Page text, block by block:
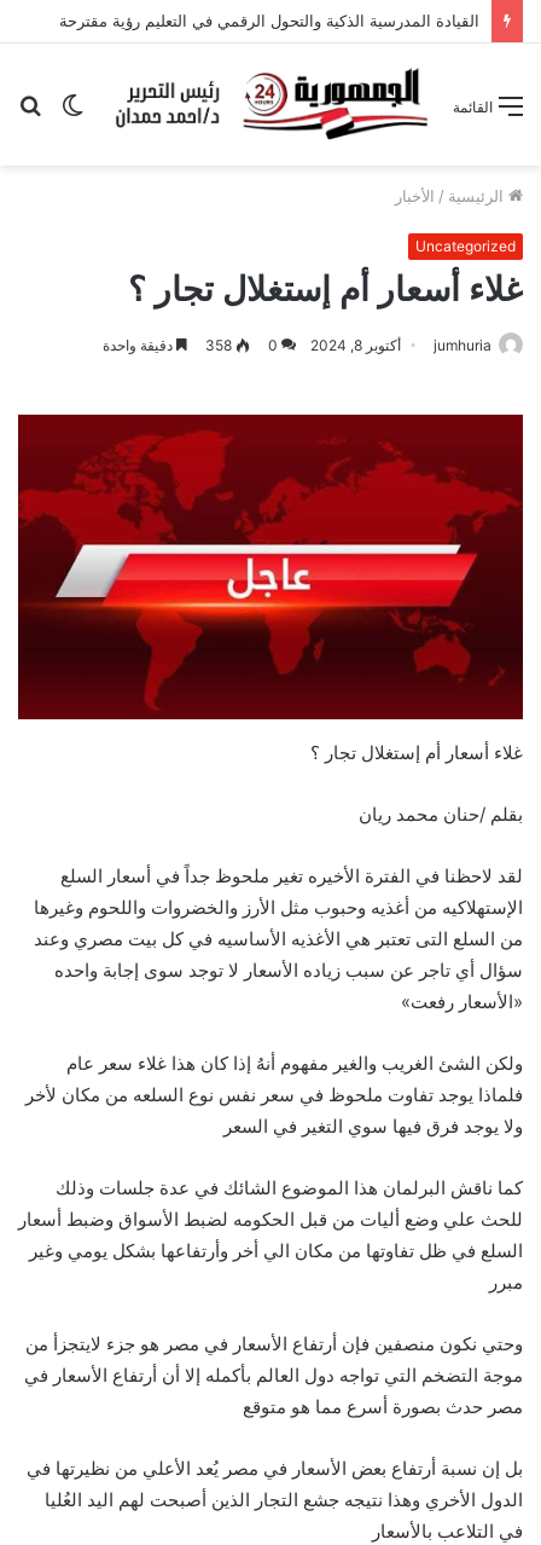
القيادة المدرسية الذكية والتحول الرقمي في التعليم رؤية مقترحة
الوضع
القائمة
الرئيسية / الأخبار
Uncategorized
غلاء أسعار أم إستغلال تجار ؟
jumhuria أكتوبر 8, 2024 0
358 دقيقة واحدة
غلاء أسعار أم إستغلال تجار ؟
بقلم /حنان محمد ريان
لقد لاحظنا في الفترة الأخيره تغير ملحوظ جداً في أسعار السلع
الإستهلاكيه من أغذيه وحبوب مثل الأرز والخضروات واللحوم وغيرها
من السلع التى تعتبر هي الأغذيه الأساسيه في كل بيت مصري وعند
سؤال أي تاجر عن سبب زياده الأسعار لا توجد سوى إجابة واحده
«الأسعار رفعت»
ولكن الشئ الغريب والغير مفهوم أنهُ إذا كان هذا غلاء سعر عام
فلماذا يوجد تفاوت ملحوظ في سعر نفس نوع السلعه من مكان لأخر
ولا يوجد فرق فيها سوي التغير في السعر
كما ناقش البرلمان هذا الموضوع الشائك في عدة جلسات وذلك
للحث علي وضع أليات من قبل الحكومه لضبط الأسواق وضبط أسعار
السلع في ظل تفاوتها من مكان الي أخر وأرتفاعها بشكل يومي وغير
مبرر
وحتي نكون منصفين فإن أرتفاع الأسعار في مصر هو جزء لايتجزأ من
موجة التضخم التي تواجه دول العالم بأكمله إلا أن أرتفاع الأسعار في
مصر حدث بصورة أسرع مما هو متوقع
بل إن نسبة أرتفاع بعض الأسعار في مصر يُعد الأعلي من نظيرتها في
الدول الأخري وهذا نتيجه جشع التجار الذين أصبحت لهم اليد العُليا
في التلاعب بالأسعار